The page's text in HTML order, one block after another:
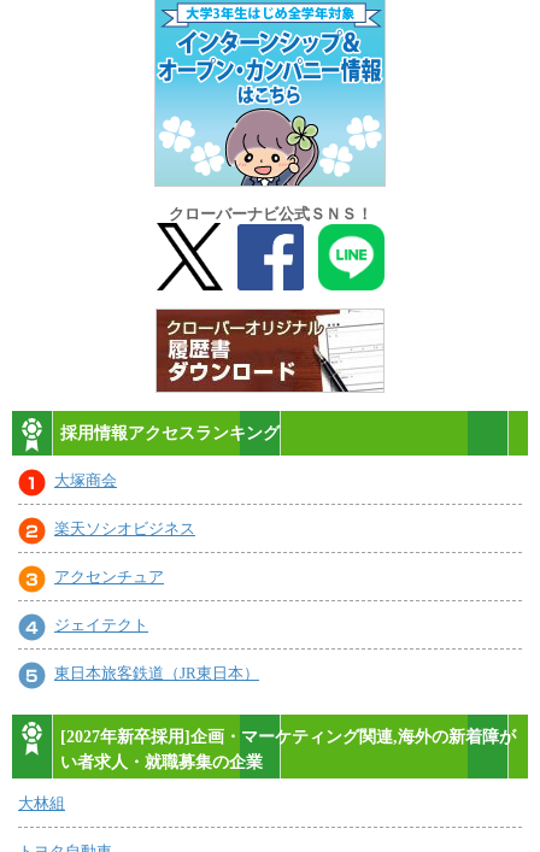
クローバーナビ公式ＳＮＳ！
採用情報アクセスランキング
大塚商会
楽天ソシオビジネス
アクセンチュア
ジェイテクト
東日本旅客鉄道（JR東日本）
[2027年新卒採用]企画・マーケティング関連,海外の新着障が
い者求人・就職募集の企業
大林組